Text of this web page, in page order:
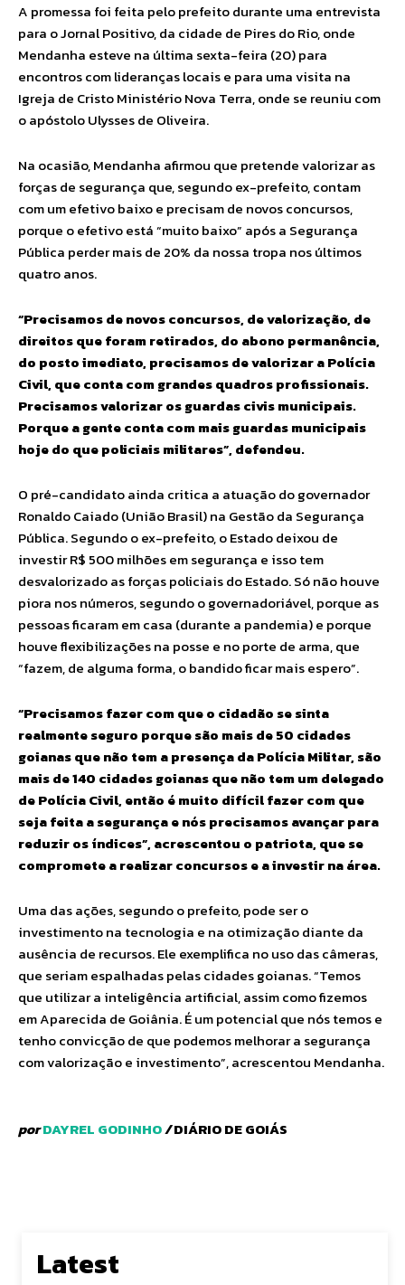
A promessa foi feita pelo prefeito durante uma entrevista
para o Jornal Positivo, da cidade de Pires do Rio, onde
Mendanha esteve na última sexta-feira (20) para
encontros com lideranças locais e para uma visita na
Igreja de Cristo Ministério Nova Terra, onde se reuniu com
o apóstolo Ulysses de Oliveira.
Na ocasião, Mendanha afirmou que pretende valorizar as
forças de segurança que, segundo ex-prefeito, contam
com um efetivo baixo e precisam de novos concursos,
porque o efetivo está “muito baixo” após a Segurança
Pública perder mais de 20% da nossa tropa nos últimos
quatro anos.
“Precisamos de novos concursos, de valorização, de
direitos que foram retirados, do abono permanência,
do posto imediato, precisamos de valorizar a Polícia
Civil, que conta com grandes quadros profissionais.
Precisamos valorizar os guardas civis municipais.
Porque a gente conta com mais guardas municipais
hoje do que policiais militares”, defendeu.
O pré-candidato ainda critica a atuação do governador
Ronaldo Caiado (União Brasil) na Gestão da Segurança
Pública. Segundo o ex-prefeito, o Estado deixou de
investir R$ 500 milhões em segurança e isso tem
desvalorizado as forças policiais do Estado. Só não houve
piora nos números, segundo o governadoriável, porque as
pessoas ficaram em casa (durante a pandemia) e porque
houve flexibilizações na posse e no porte de arma, que
“fazem, de alguma forma, o bandido ficar mais espero”.
“Precisamos fazer com que o cidadão se sinta
realmente seguro porque são mais de 50 cidades
goianas que não tem a presença da Polícia Militar, são
mais de 140 cidades goianas que não tem um delegado
de Polícia Civil, então é muito difícil fazer com que
seja feita a segurança e nós precisamos avançar para
reduzir os índices”, acrescentou o patriota, que se
compromete a realizar concursos e a investir na área.
Uma das ações, segundo o prefeito, pode ser o
investimento na tecnologia e na otimização diante da
ausência de recursos. Ele exemplifica no uso das câmeras,
que seriam espalhadas pelas cidades goianas. “Temos
que utilizar a inteligência artificial, assim como fizemos
em Aparecida de Goiânia. É um potencial que nós temos e
tenho convicção de que podemos melhorar a segurança
com valorização e investimento”, acrescentou Mendanha.
porDAYREL GODINHO/DIÁRIO DE GOIÁS
Latest